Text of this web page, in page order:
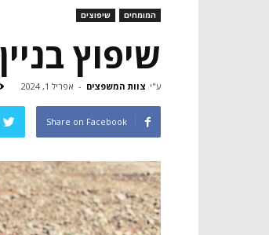
המומחים שיפוצים
שיפוץ
ע"י צוות המשפצים - אפריל 1, 2024
Share on Facebook